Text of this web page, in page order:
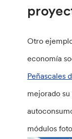
Otro
economía
Peñascales
mejorado
módulos